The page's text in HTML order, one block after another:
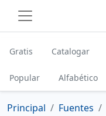
Gratis Catalogar
Popular Alfabético
Principal Fuentes